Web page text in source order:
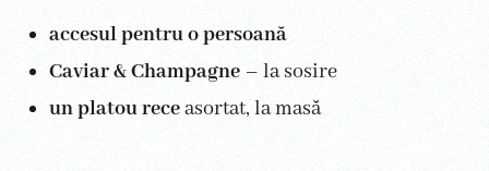
accesul pentru o persoană
Caviar & Champagne – la sosire
un platou receasortat, la masă